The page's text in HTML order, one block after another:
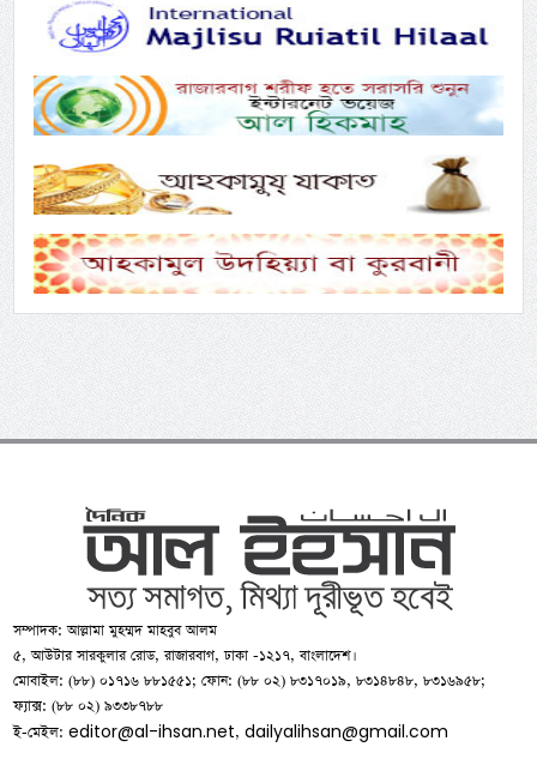
সম্পাদক: আল্লামা মুহম্মদ মাহবুব আলম
৫, আউটার সারকুলার রোড, রাজারবাগ, ঢাকা -১২১৭, বাংলাদেশ।
মোবাইল: (৮৮) ০১৭১৬ ৮৮১৫৫১; ফোন: (৮৮ ০২) ৮৩১৭০১৯, ৮৩১৪৮৪৮, ৮৩১৬৯৫৮;
ফ্যাক্স: (৮৮ ০২) ৯৩৩৮৭৮৮
ই-মেইল:editor@al-ihsan.net,dailyalihsan@gmail.com